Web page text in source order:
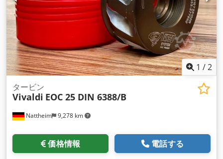
1 /2
Nattheim 9,278 km
タービン
Vivaldi EOC 25 DIN 6388/B
価格情報 電話する